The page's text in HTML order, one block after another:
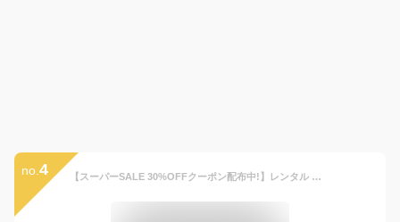
no. 4 【スーパーSALE 30%OFFクーポン配布中!】レンタル 卒園 七五三 【かんたん着付け】Modern Antenna モダンアンテナ 羽織袴 五歳 男児 着物 アンサンブル セット フルセット【5歳 貸衣装 子供 男の子 着物セット】お正月 卒業式【往復送料無料】 古典 ベージュ 緑 新品